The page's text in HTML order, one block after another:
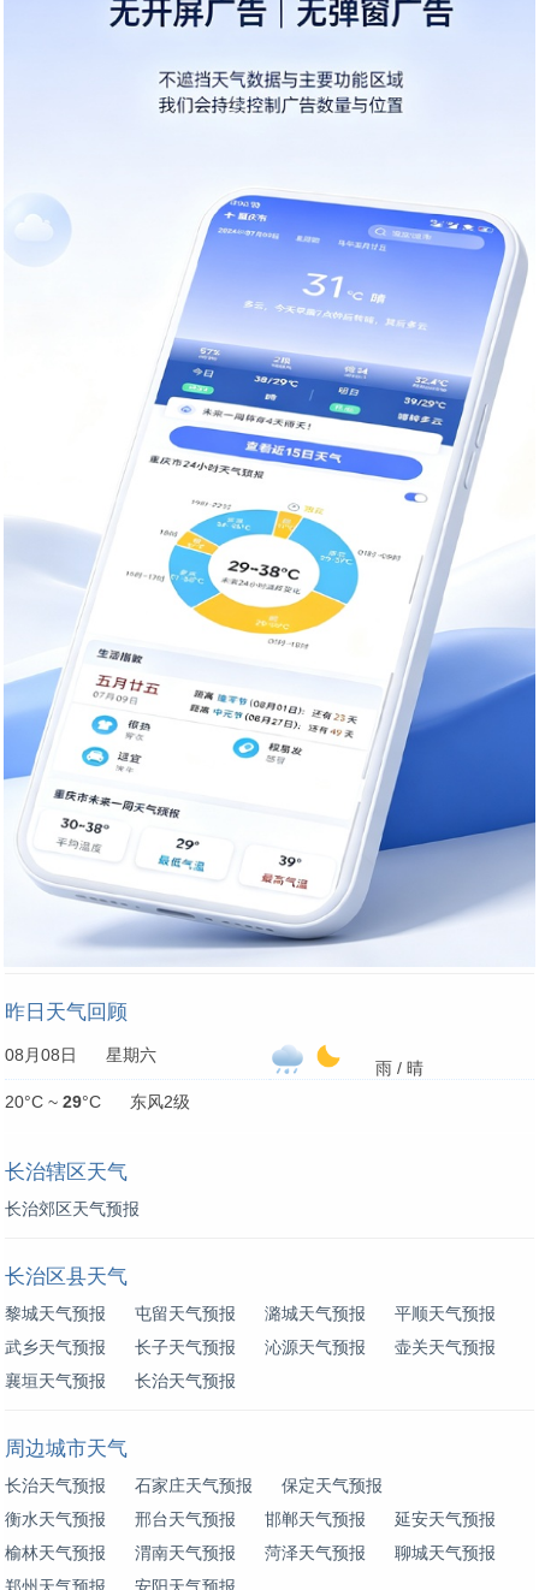
昨日天气回顾
08月08日 星期六
雨 / 晴
20°C ~ 29°C 东风2级
长治辖区天气
长治郊区天气预报
长治区县天气
黎城天气预报 屯留天气预报 潞城天气预报
平顺天气预报
武乡天气预报
长子天气预报 沁源天气预报
壶关天气预报
襄垣天气预报
长治天气预报
周边城市天气
长治天气预报 石家庄天气预报
保定天气预报
衡水天气预报
邢台天气预报 邯郸天气预报
延安天气预报
榆林天气预报
渭南天气预报 菏泽天气预报
聊城天气预报
郑州天气预报
安阳天气预报